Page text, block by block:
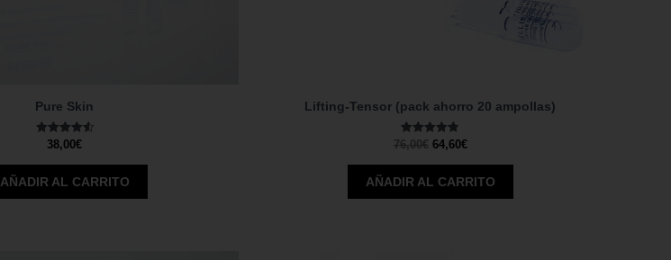
Pure Skin
Valorado
4.60
de 5
38,00€
AÑADIR AL CARRITO
Lifting-Tensor (pack ahorro 20 ampollas)
Valorado
4.74
de 5
76,00€ 64,60€
AÑADIR AL CARRITO